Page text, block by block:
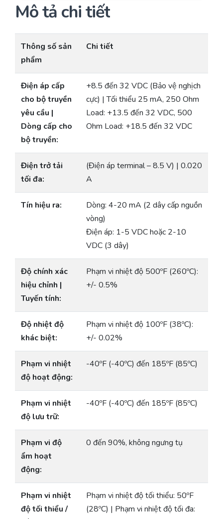
Mô tả chi tiết
Thông số sản
phẩm
Chi tiết
Điện áp cấp
cho bộ truyền
yêu cầu |
Dòng cấp cho
bộ truyền:
+8.5 đến 32 VDC (Bảo vệ nghịch
cực) | Tối thiểu 25 mA, 250 Ohm
Load: +13.5 đến 32 VDC, 500
Ohm Load: +18.5 đến 32 VDC
Điện trở tải
tối đa:
(Điện áp terminal – 8.5 V) | 0.020
A
Tín hiệu ra:
Dòng: 4-20 mA (2 dây cấp nguồn
vòng)
Điện áp: 1-5 VDC hoặc 2-10
VDC (3 dây)
Độ chính xác
hiệu chỉnh |
Tuyến tính:
Phạm vi nhiệt độ 500ºF (260ºC):
+/- 0.5%
Độ nhiệt độ
khác biệt:
Phạm vi nhiệt độ 100ºF (38ºC):
+/- 0.02%
Phạm vi nhiệt
độ hoạt động:
-40ºF (-40ºC) đến 185ºF (85ºC)
Phạm vi nhiệt
độ lưu trữ:
-40ºF (-40ºC) đến 185ºF (85ºC)
Phạm vi độ
ẩm hoạt
động:
0 đến 90%, không ngưng tụ
Phạm vi nhiệt
độ tối thiểu /
Phạm vi nhiệt độ tối thiểu: 50ºF
(28ºC) | Phạm vi nhiệt độ tối đa: